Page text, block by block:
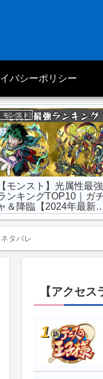
バシーポリシー
モンスト
【モンスト】光属性最強
ンキングTOP10｜ガ
＆降臨【2024年最新
】
タバレ
【アクセス